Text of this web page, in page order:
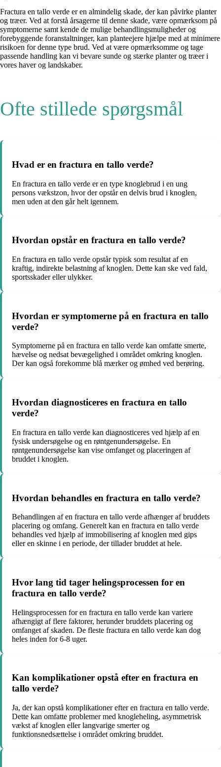
Fractura en tallo verde er en almindelig skade, der kan påvirke planter
og træer. Ved at forstå årsagerne til denne skade, være opmærksom på
symptomerne samt kende de mulige behandlingsmuligheder og
forebyggende foranstaltninger, kan planteejere hjælpe med at minimere
risikoen for denne type brud. Ved at være opmærksomme og tage
passende handling kan vi bevare sunde og stærke planter og træer i
vores haver og landskaber.
Ofte stillede spørgsmål
Hvad er en fractura en tallo verde?
En fractura en tallo verde er en type knoglebrud i en ung
persons vækstzon, hvor der opstår en delvis brud i knoglen,
men uden at den går helt igennem.
Hvordan opstår en fractura en tallo verde?
En fractura en tallo verde opstår typisk som resultat af en
kraftig, indirekte belastning af knoglen. Dette kan ske ved fald,
sportsskader eller ulykker.
Hvordan er symptomerne på en fractura en tallo
verde?
Symptomerne på en fractura en tallo verde kan omfatte smerte,
hævelse og nedsat bevægelighed i området omkring knoglen.
Der kan også forekomme blå mærker og ømhed ved berøring.
Hvordan diagnosticeres en fractura en tallo
verde?
En fractura en tallo verde kan diagnosticeres ved hjælp af en
fysisk undersøgelse og en røntgenundersøgelse. En
røntgenundersøgelse kan vise omfanget og placeringen af
bruddet i knoglen.
Hvordan behandles en fractura en tallo verde?
Behandlingen af en fractura en tallo verde afhænger af bruddets
placering og omfang. Generelt kan en fractura en tallo verde
behandles ved hjælp af immobilisering af knoglen med gips
eller en skinne i en periode, der tillader bruddet at hele.
Hvor lang tid tager helingsprocessen for en
fractura en tallo verde?
Helingsprocessen for en fractura en tallo verde kan variere
afhængigt af flere faktorer, herunder bruddets placering og
omfanget af skaden. De fleste fractura en tallo verde kan dog
heles inden for 6-8 uger.
Kan komplikationer opstå efter en fractura en
tallo verde?
Ja, der kan opstå komplikationer efter en fractura en tallo verde.
Dette kan omfatte problemer med knogleheling, asymmetrisk
vækst af knoglen eller langvarige smerter og
funktionsnedsættelse i området omkring bruddet.